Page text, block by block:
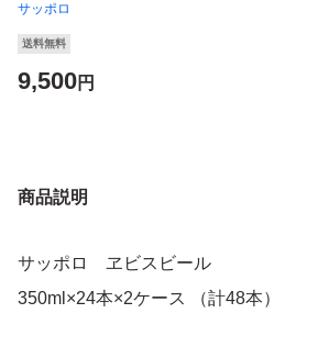
サッポロ
送料無料
9,500円
商品説明
サッポロ ヱビスビール
350ml×24本×2ケース （計48本）